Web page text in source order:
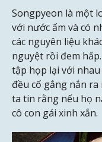
Songpyeon là một
với nước ấm và có
các nguyên liệu
nguyệt rồi đem
tập họp lại với
đều cố gắng nắn
ta tin rằng nếu họ
cô con gái xinh xắn.